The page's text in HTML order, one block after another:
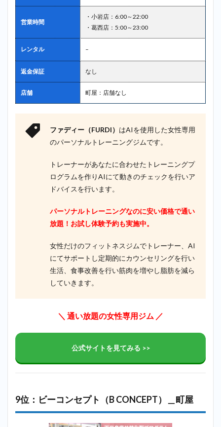
営業時間
・小岩店：6:00～22:00
・葛西店：5:00～23:00
レンタル –
返金保証 なし
店舗 町屋：店舗なし
ファディー（FURDI） はAIを使用した女性専用
のパーソナルトレーニングジムです。
トレーナーがあなたに合わせたトレーニングプ
ログラムを作りAIにて動きのチェックを行いア
ドバイスを行います。
パーソナルトレーニングなのに安い価格で通い
放題！お試し体験予約も実施中。
女性だけのフィットネスジムでトレーナー、AI
にてサポートし定期的にカウンセリングを行い
生活、食事改善を行い筋肉を増やし脂肪を減ら
していきます。
＼ 通い放題の女性専用ジム ／
公式サイトを見てみる >>
9位：ビーコンセプト（B CONCEPT）＿町屋